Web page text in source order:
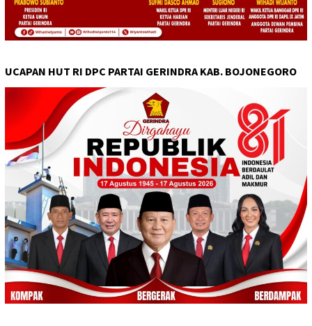
UCAPAN HUT RI DPC PARTAI GERINDRA KAB. BOJONEGORO